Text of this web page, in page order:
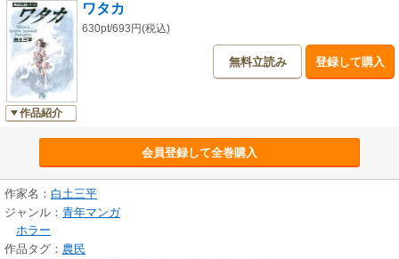
作品紹介
ワタカ
630pt/693円(税込)
無料立読み 登録して購入
会員登録して全巻購入
作家名： 白土三平
ジャンル： 青年マンガ
ホラー
作品タグ： 農民